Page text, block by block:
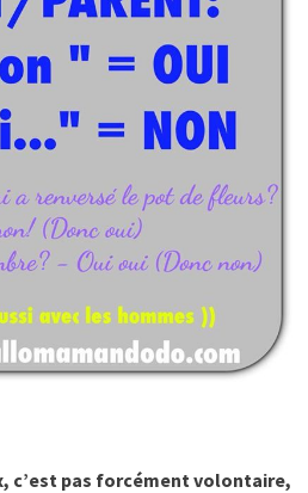
c’est pas forcément volontaire,